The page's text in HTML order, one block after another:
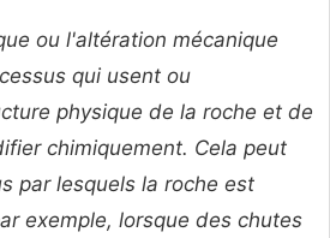
ou l'altération mécanique
qui usent ou
physique de la roche et de
chimiquement. Cela peut
par lesquels la roche est
exemple, lorsque des chutes